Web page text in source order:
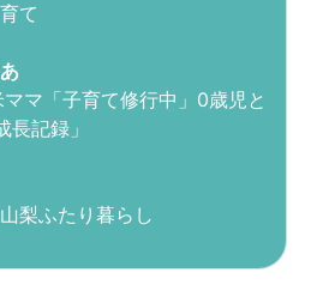
て
マ「子育て修行中」0歳児と
記録」
梨ふたり暮らし